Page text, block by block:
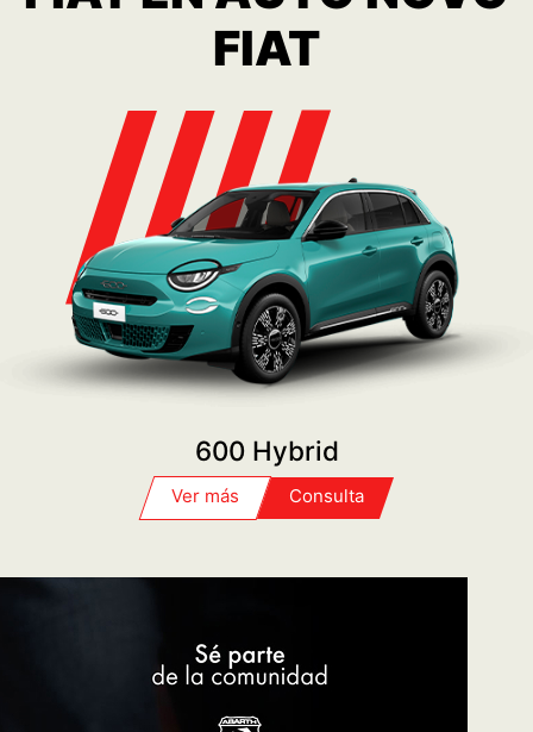
SERVICE